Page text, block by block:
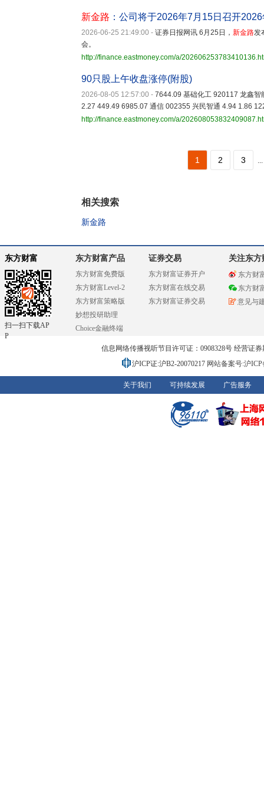
新金路 ：公司将于2026年7月15日召开
2026-06-25 21:49:00 - 证券日报网讯 6月25日， 新金路发
会。
http://finance.eastmoney.com/a/
90只股上午收盘涨停(附股)
2026-08-05 12:57:00 - 7644.09 基础化工 920117 龙鑫
2.27 449.49 6985.07 通信 002355 兴民智通 4.94 1.86
http://finance.eastmoney.com/a/
1 2 3 ...
相关搜索
新金路
东方财富
扫一扫下载AP
P
东方财富产品
东方财富免费版
东方财富Level-2
东方财富策略版
妙想投研助理
Choice金融终端
证券交易
东方财富证券开户
东方财富在线交易
东方财富证券交易
关注东方
东方财
东方财
意见与
信息网络传播视听节目许可证：0908328号 经营证
沪ICP证:沪B2-20070217 网站备案号:沪
关于我们 可持续发展 广告服务